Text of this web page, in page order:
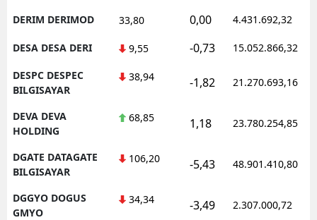
DERIM DERIMOD 33,80 0,00 4.431.692,32
DESA DESA DERI 9,55 -0,73 15.052.866,32
DESPC DESPEC
BILGISAYAR
38,94 -1,82 21.270.693,16
DEVA DEVA
HOLDING
68,85 1,18 23.780.254,85
DGATE DATAGATE
BILGISAYAR
106,20 -5,43 48.901.410,80
DGGYO DOGUS
GMYO
34,34 -3,49 2.307.000,72